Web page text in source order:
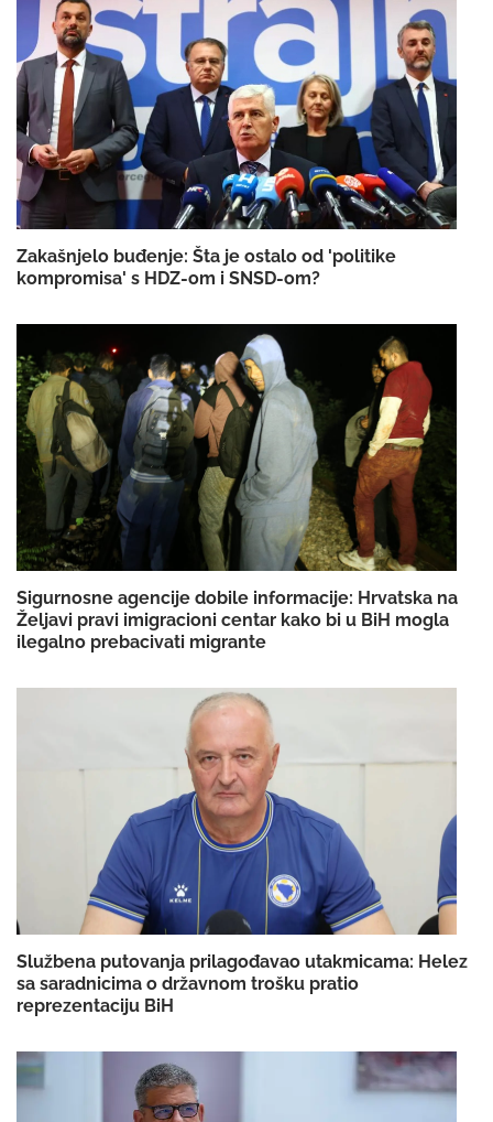
Zakašnjelo buđenje: Šta je ostalo od 'politike
kompromisa' s HDZ-om i SNSD-om?
Sigurnosne agencije dobile informacije: Hrvatska na
Željavi pravi imigracioni centar kako bi u BiH mogla
ilegalno prebacivati migrante
Službena putovanja prilagođavao utakmicama: Helez
sa saradnicima o državnom trošku pratio
reprezentaciju BiH